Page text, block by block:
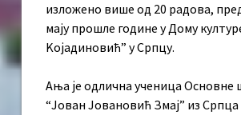
изложено више од 20 радова,
мају прошле године у Дому
Kојадиновић” у Српцу.
Ања је одлична ученица Основне
“Јован Јовановић Змај” из